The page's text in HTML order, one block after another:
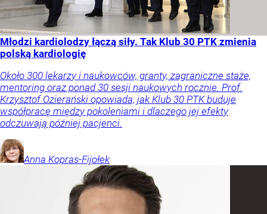
Młodzi kardiolodzy łączą siły. Tak Klub 30 PTK zmienia
polską kardiologię
Około 300 lekarzy i naukowców, granty, zagraniczne staże,
mentoring oraz ponad 30 sesji naukowych rocznie. Prof.
Krzysztof Ozierański opowiada, jak Klub 30 PTK buduje
współpracę między pokoleniami i dlaczego jej efekty
odczuwają później pacjenci.
Anna Kopras-Fijołek